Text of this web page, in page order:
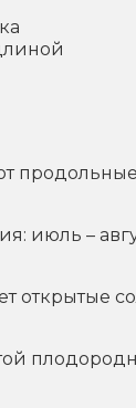
июль –
открытые